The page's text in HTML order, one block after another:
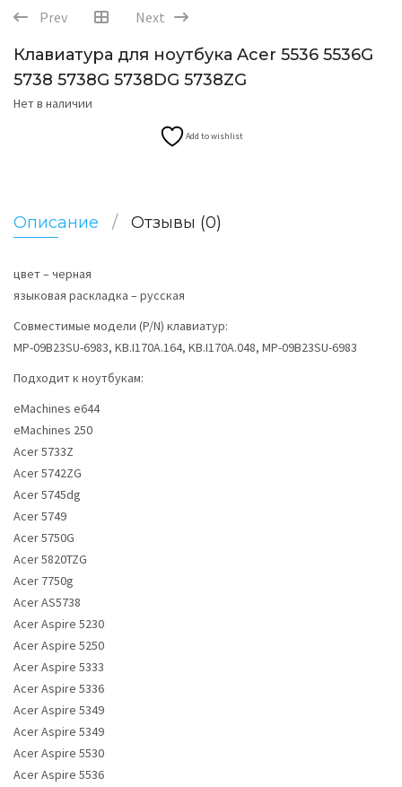
Prev Next
Клавиатура для ноутбука Acer 5536 5536G
5738 5738G 5738DG 5738ZG
Нет в наличии
Add to wishlist
Описание Отзывы (0)
цвет – черная
языковая раскладка – русская
Совместимые модели (P/N) клавиатур:
MP-09B23SU-6983, KB.I170A.164, KB.I170A.048, MP-09B23SU-6983
Подходит к ноутбукам:
eMachines e644
eMachines 250
Acer 5733Z
Acer 5742ZG
Acer 5745dg
Acer 5749
Acer 5750G
Acer 5820TZG
Acer 7750g
Acer AS5738
Acer Aspire 5230
Acer Aspire 5250
Acer Aspire 5333
Acer Aspire 5336
Acer Aspire 5349
Acer Aspire 5349
Acer Aspire 5530
Acer Aspire 5536